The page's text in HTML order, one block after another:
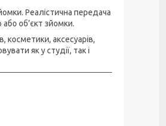
Реалістична передача
об’єкт зйомки.
аксесуарів,
як у студії, так і